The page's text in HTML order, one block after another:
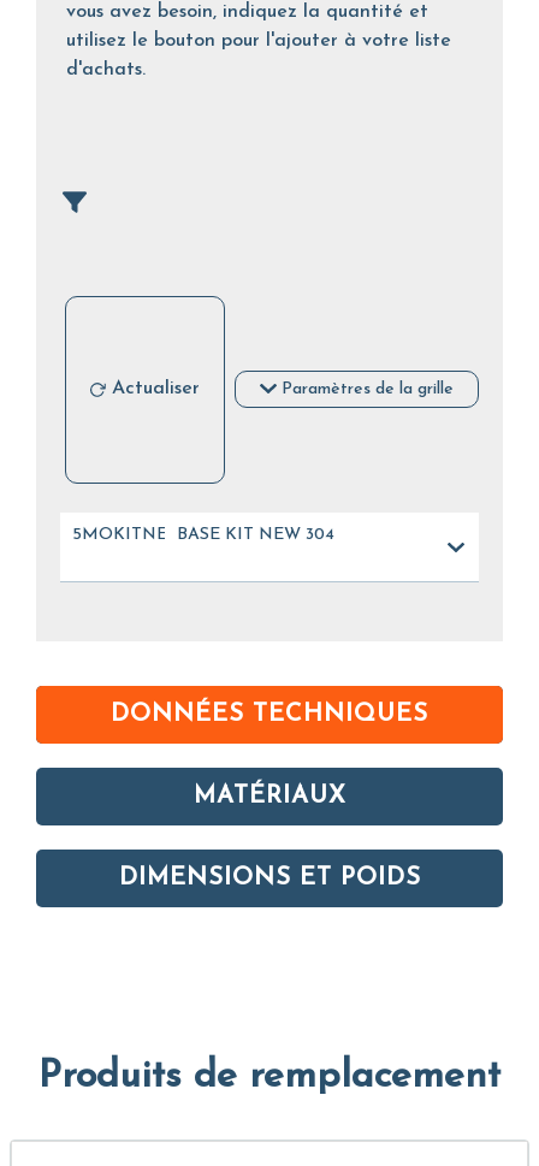
vous avez besoin, indiquez la quantité et
utilisez le bouton pour l'ajouter à votre liste
d'achats.
Actualiser Paramètres de la grille
5MOKITNEWBASE KIT NEW 304
DONNÉES TECHNIQUES
MATÉRIAUX
DIMENSIONS ET POIDS
Produits de remplacement